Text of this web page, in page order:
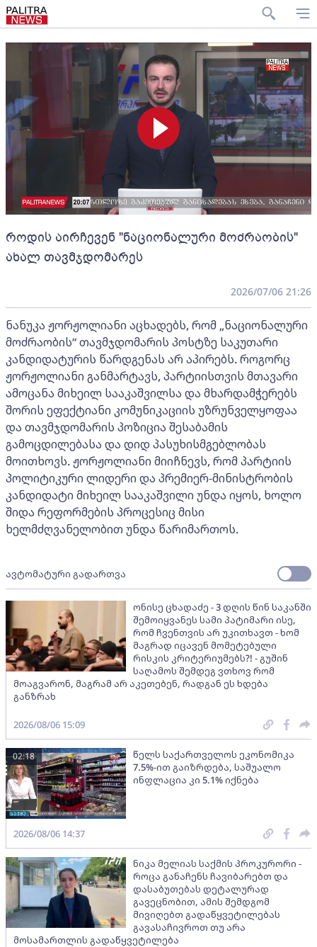
როდის აირჩევენ "ნაციონალური მოძრაობის"
ახალ თავმჯდომარეს
2026/07/06 21:26
ნანუკა ჟორჟოლიანი აცხადებს, რომ „ნაციონალური
მოძრაობის“ თავმჯდომარის პოსტზე საკუთარი
კანდიდატურის წარდგენას არ აპირებს. როგორც
ჟორჟოლიანი განმარტავს, პარტიისთვის მთავარი
ამოცანა მიხეილ სააკაშვილსა და მხარდამჭერებს
შორის ეფექტიანი კომუნიკაციის უზრუნველყოფაა
და თავმჯდომარის პოზიცია შესაბამის
გამოცდილებასა და დიდ პასუხისმგებლობას
მოითხოვს. ჟორჟოლიანი მიიჩნევს, რომ პარტიის
პოლიტიკური ლიდერი და პრემიერ-მინისტრობის
კანდიდატი მიხეილ სააკაშვილი უნდა იყოს, ხოლო
შიდა რეფორმების პროცესიც მისი
ხელმძღვანელობით უნდა წარიმართოს.
ავტომატური გადართვა
ონისე ცხადაძე - 3 დღის წინ საკანში
შემოიყვანეს სამი პატიმარი ისე,
რომ ჩვენთვის არ უკითხავთ - ხომ
მაგრად იცავენ მომეტებული
რისკის კრიტერიუმებს?! - გუშინ
საღამოს შემდეგ ვთხოვ რომ
მოაგვარონ, მაგრამ არ აკეთებენ, რადგან ეს ხდება
განზრახ
2026/08/06 15:09
წელს საქართველოს ეკონომიკა
7.5%-ით გაიზრდება, საშუალო
ინფლაცია კი 5.1% იქნება
02:18
2026/08/06 14:37
ნიკა მელიას საქმის პროკურორი -
როცა განაჩენს ჩავიბარებთ და
დასაბუთებას დეტალურად
გავეცნობით, ამის შემდგომ
მივიღებთ გადაწყვეტილებას
გავასაჩივროთ თუ არა
მოსამართლის გადაწყვეტილება